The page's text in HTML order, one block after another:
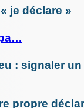
je déclare »
: signaler
propre